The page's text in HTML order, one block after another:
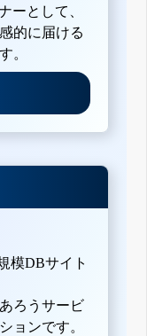
ーとして、
的に届ける
。
模DBサイト
ろうサービ
ョンです。